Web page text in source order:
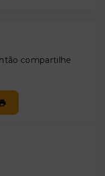
compartilhe